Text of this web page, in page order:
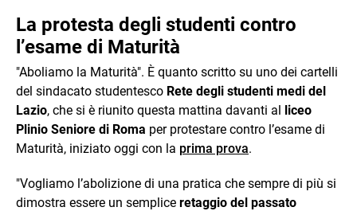
La protesta degli studenti contro
l’esame di Maturità
"Aboliamo la Maturità". È quanto scritto su uno dei cartelli
del sindacato studentesco Rete degli studenti medi del
Lazio, che si è riunito questa mattina davanti al liceo
Plinio Seniore di Roma per protestare contro l’esame di
Maturità, iniziato oggi con la prima prova.
"Vogliamo l’abolizione di una pratica che sempre di più si
dimostra essere un semplice retaggio del passato